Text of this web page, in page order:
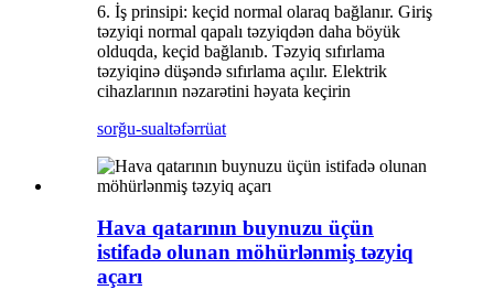
6. İş prinsipi: keçid normal olaraq bağlanır. Giriş
təzyiqi normal qapalı təzyiqdən daha böyük
olduqda, keçid bağlanıb. Təzyiq sıfırlama
təzyiqinə düşəndə ​​sıfırlama açılır. Elektrik
cihazlarının nəzarətini həyata keçirin
sorğu-sualtəfərrüat
Hava qatarının buynuzu üçün
istifadə olunan möhürlənmiş təzyiq
açarı